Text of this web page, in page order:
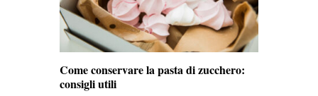
Come conservare la pasta di zucchero:
consigli utili